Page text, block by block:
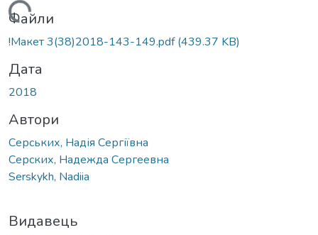
Файли
!Макет 3(38)2018-143-149.pdf(439.37 KB)
Дата
2018
Автори
Серських, Надія Сергіївна
Серских, Надежда Сергеевна
Serskykh, Nadiia
Видавець